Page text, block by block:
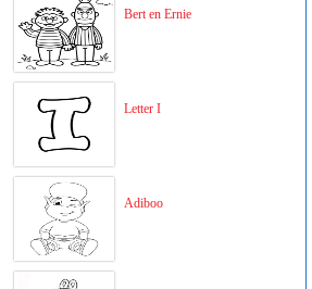
Bert en Ernie
Letter I
Adiboo